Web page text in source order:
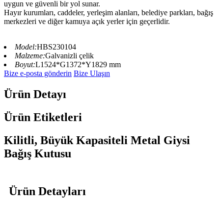
uygun ve güvenli bir yol sunar.
Hayır kurumları, caddeler, yerleşim alanları, belediye parkları, bağış
merkezleri ve diğer kamuya açık yerler için geçerlidir.
Model:HBS230104
Malzeme:Galvanizli çelik
Boyut:L1524*G1372*Y1829 mm
Bize e-posta gönderin Bize Ulaşın
Ürün Detayı
Ürün Etiketleri
Kilitli, Büyük Kapasiteli Metal Giysi
Bağış Kutusu
Ürün Detayları